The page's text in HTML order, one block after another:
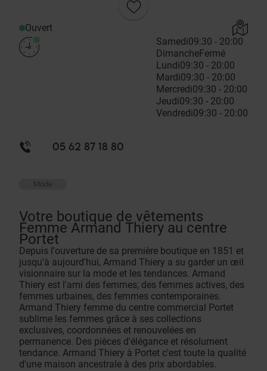
Ouvert
Samedi09:30 - 20:00
DimancheFermé
Lundi09:30 - 20:00
Mardi09:30 - 20:00
Mercredi09:30 - 20:00
Jeudi09:30 - 20:00
Vendredi09:30 - 20:00
05 62 87 18 80
Mode
Votre boutique de vêtements
Femme Armand Thiery au centre
Portet
Depuis l'ouverture de sa première boutique en 1851 et
jusqu'à aujourd'hui, Armand Thiery a su garder un œil
visionnaire sur la mode et les tendances. Armand
Thiery est l'ami des femmes, des femmes actives, des
femmes urbaines, des femmes contemporaines.
Armand Thiery femme du centre commercial Portet
sublime les femmes grâce à ses collections
exclusives, coordonnées et renouvelées en
permanence. Des pièces d'élégance et résolument
tendance. Armand Thiery à Portet c'est toute la qualité
d'une maison ancestrale à des prix abordables.